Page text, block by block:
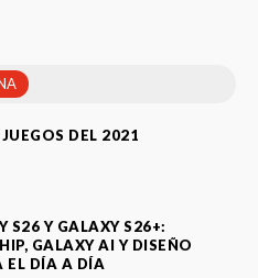
DEL 2021
S26 Y GALAXY S26+:
GALAXY AI Y DISEÑO
EL DÍA A DÍA